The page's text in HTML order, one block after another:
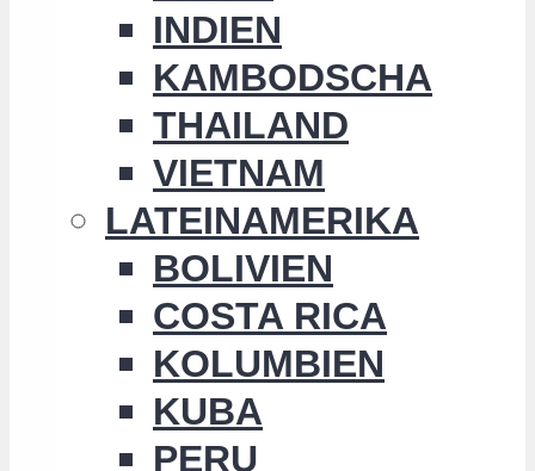
INDIEN
KAMBODSCHA
THAILAND
VIETNAM
LATEINAMERIKA
BOLIVIEN
COSTA RICA
KOLUMBIEN
KUBA
PERU